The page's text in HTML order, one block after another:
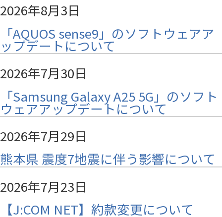
2026年8月3日
「AQUOS sense9」のソフトウェアア
ップデートについて
2026年7月30日
「Samsung Galaxy A25 5G」のソフト
ウェアアップデートについて
2026年7月29日
熊本県 震度7地震に伴う影響について
2026年7月23日
【J:COM NET】約款変更について